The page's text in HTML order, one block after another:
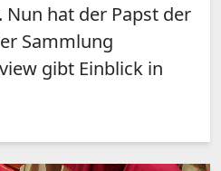
Nun hat der Papst der
Sammlung
gibt Einblick in